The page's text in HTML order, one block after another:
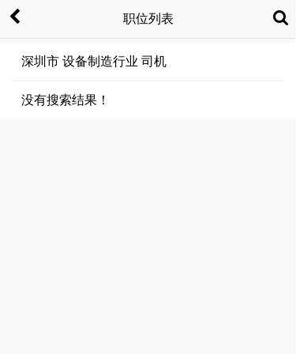
职位列表
深圳市 设备制造行业 司机
没有搜索结果！